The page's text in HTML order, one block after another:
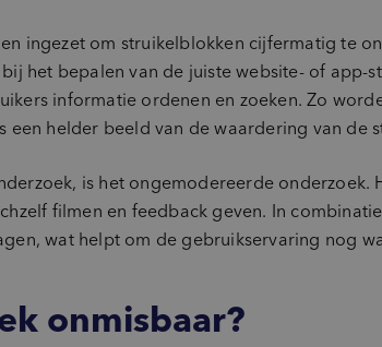
ingezet om struikelblokken cijfermatig te
het bepalen van de juiste website- of app-
informatie ordenen en zoeken. Zo
helder beeld van de waardering van de
is het ongemodereerde
filmen en feedback geven. In
wat helpt om de gebruikservaring nog
onmisbaar?